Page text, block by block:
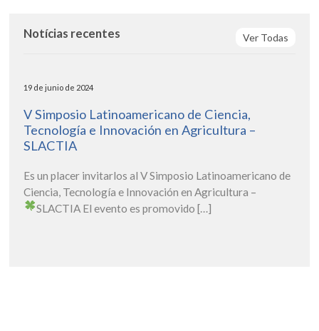
Ver Todas
Notícias recentes
19 de junio de 2024
V Simposio Latinoamericano de Ciencia,
Tecnología e Innovación en Agricultura –
SLACTIA
Es un placer invitarlos al V Simposio Latinoamericano de
Ciencia, Tecnología e Innovación en Agricultura –
SLACTIA El evento es promovido […]